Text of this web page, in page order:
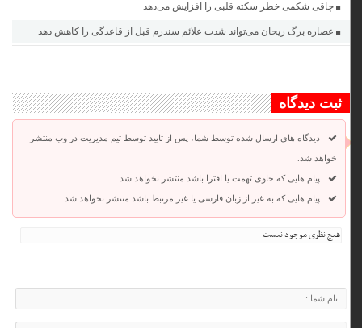
چاقی شکمی خطر سکته قلبی را افزایش می‌دهد
عصاره برگ ریحان می‌تواند شدت علائم سندرم قبل از قاعدگی را کاهش دهد
ثبت دیدگاه
دیدگاه های ارسال شده توسط شما، پس از تایید توسط تیم مدیریت در وب منتشر
خواهد شد.
پیام هایی که حاوی تهمت یا افترا باشد منتشر نخواهد شد.
پیام هایی که به غیر از زبان فارسی یا غیر مرتبط باشد منتشر نخواهد شد.
هیچ نظری موجود نیست